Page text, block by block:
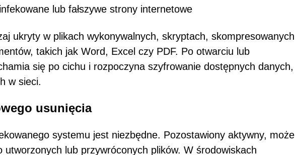
lub fałszywe strony internetowe
ukryty w plikach wykonywalnych, skryptach, skompresowanych
takich jak Word, Excel czy PDF. Po otwarciu lub
się po cichu i rozpoczyna szyfrowanie dostępnych danych,
w sieci.
usunięcia
systemu jest niezbędne. Pozostawiony aktywny, może
utworzonych lub przywróconych plików. W środowiskach